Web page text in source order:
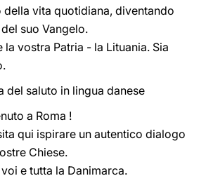
della vita quotidiana, diventando
suo Vangelo.
vostra Patria - la Lituania. Sia
del saluto in lingua danese
a Roma !
qui ispirare un autentico dialogo
Chiese.
e tutta la Danimarca.